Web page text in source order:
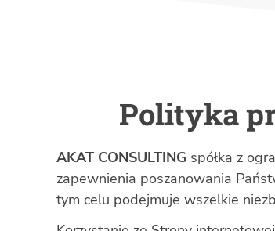
Polityka
AKAT CONSULTING spółka z
zapewnienia poszanowania
tym celu podejmuje wszelkie